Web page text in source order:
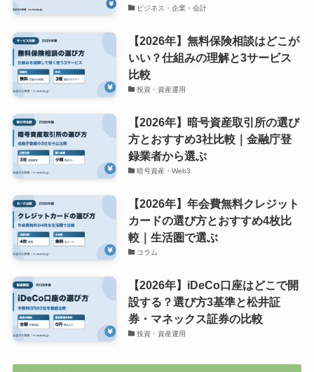
ビジネス・企業・会計
【2026年】無料保険相談はどこが
いい？仕組みの理解と3サービス
比較
投資・資産運用
【2026年】暗号資産取引所の選び
方とおすすめ3社比較｜金融庁登
録業者から選ぶ
暗号資産・Web3
【2026年】年会費無料クレジット
カードの選び方とおすすめ4枚比
較｜生活圏で選ぶ
コラム
【2026年】iDeCo口座はどこで開
設する？選び方3基準と松井証
券・マネックス証券の比較
投資・資産運用